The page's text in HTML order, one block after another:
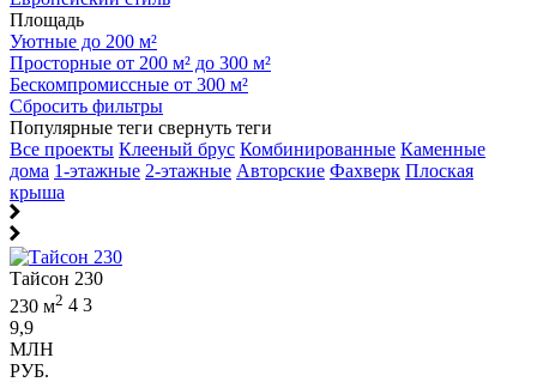
Площадь
Уютные до 200 м²
Просторные от 200 м² до 300 м²
Бескомпромиссные от 300 м²
Сбросить фильтры
Популярные теги свернуть теги
Все проекты Клееный брус Комбинированные Каменные
дома 1-этажные 2-этажные Авторские Фахверк Плоская
крыша
Тайсон 230
230 м2 4 3
9,9
МЛН
РУБ.